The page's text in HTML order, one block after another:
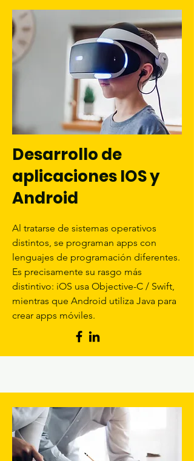
Desarrollo de
aplicaciones IOS y
Android
Al tratarse de sistemas operativos
distintos, se programan apps con
lenguajes de programación diferentes.
Es precisamente su rasgo más
distintivo: iOS usa Objective-C / Swift,
mientras que Android utiliza Java para
crear apps móviles.